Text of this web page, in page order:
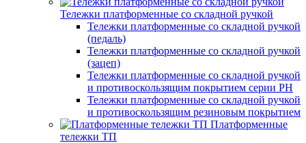
Тележки платформенные со складной ручкой
Тележки платформенные со складной ручкой
(педаль)
Тележки платформенные со складной ручкой
(зацеп)
Тележки платформенные со складной ручкой
и противоскользящим покрытием серии PH
Тележки платформенные со складной ручкой
и противоскользящим резиновым покрытием
Платформенные
тележки ТП